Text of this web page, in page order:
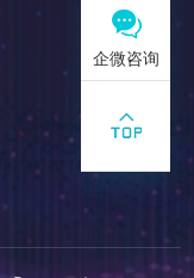
企微咨询